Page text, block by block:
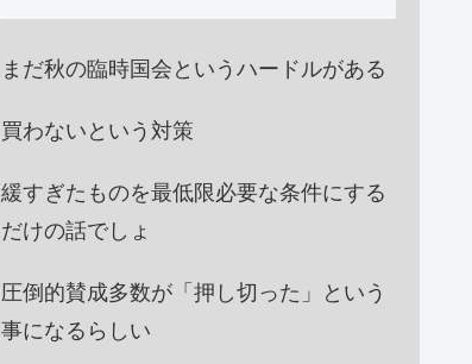
まだ秋の臨時国会というハードルがある
買わないという対策
緩すぎたものを最低限必要な条件にする
だけの話でしょ
圧倒的賛成多数が「押し切った」という
事になるらしい